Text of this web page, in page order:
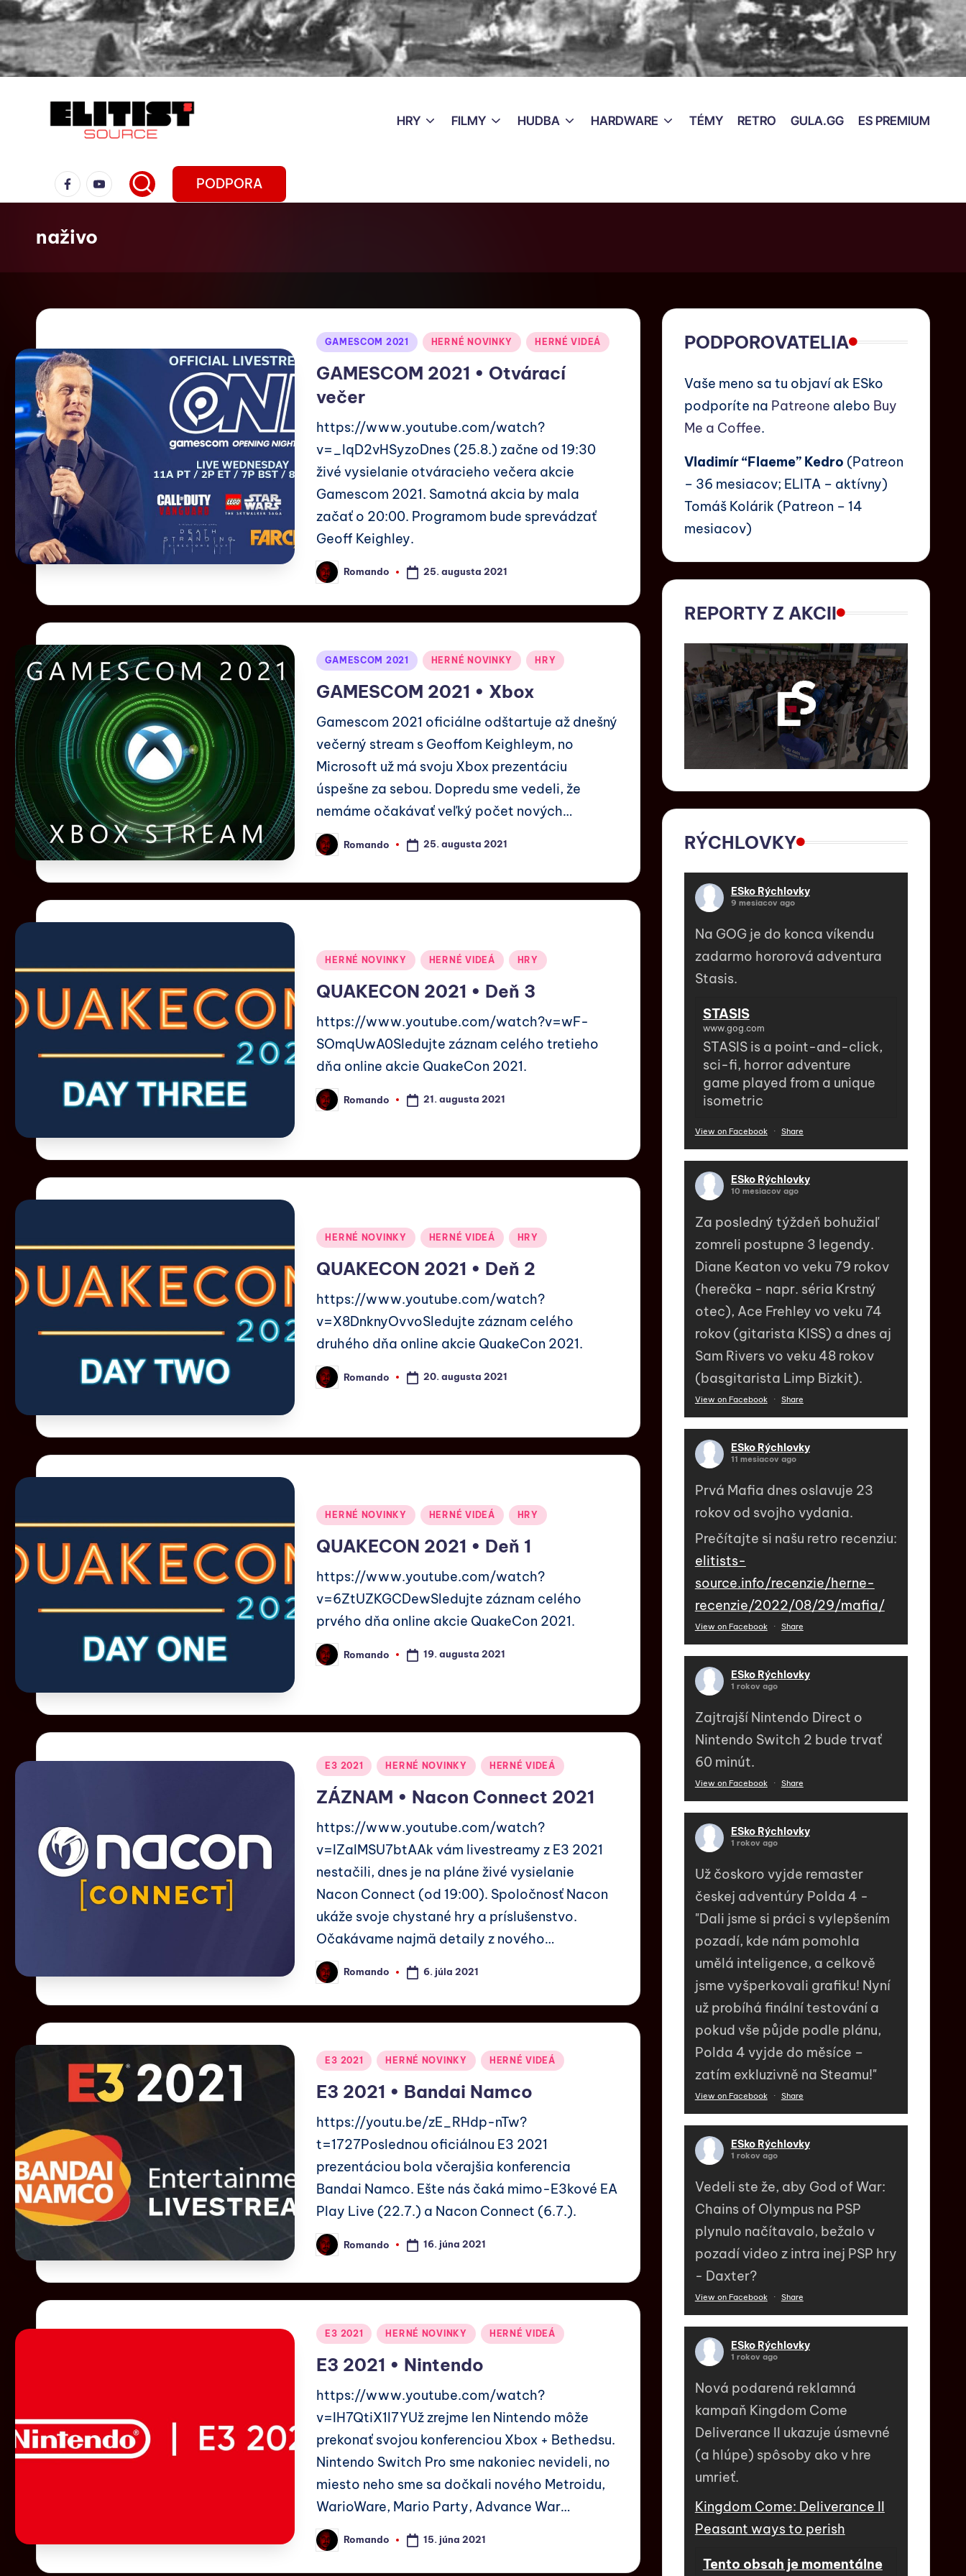
HRY FILMY HUDBA HARDWARE TÉMY RETRO GULA.GG ES PREMIUM
PODPORA
naživo
GAMESCOM 2021 HERNÉ NOVINKY HERNÉ VIDEÁ
GAMESCOM 2021 • Otvárací
večer
https://www.youtube.com/watch?
v=_lqD2vHSyzoDnes (25.8.) začne od 19:30
živé vysielanie otváracieho večera akcie
Gamescom 2021. Samotná akcia by mala
začať o 20:00. Programom bude sprevádzať
Geoff Keighley.
Romando 25. augusta 2021
GAMESCOM 2021 HERNÉ NOVINKY HRY
GAMESCOM 2021 • Xbox
Gamescom 2021 oficiálne odštartuje až dnešný
večerný stream s Geoffom Keighleym, no
Microsoft už má svoju Xbox prezentáciu
úspešne za sebou. Dopredu sme vedeli, že
nemáme očakávať veľký počet nových…
Romando 25. augusta 2021
HERNÉ NOVINKY HERNÉ VIDEÁ HRY
QUAKECON 2021 • Deň 3
https://www.youtube.com/watch?v=wF-
SOmqUwA0Sledujte záznam celého tretieho
dňa online akcie QuakeCon 2021.
Romando 21. augusta 2021
HERNÉ NOVINKY HERNÉ VIDEÁ HRY
QUAKECON 2021 • Deň 2
https://www.youtube.com/watch?
v=X8DnknyOvvoSledujte záznam celého
druhého dňa online akcie QuakeCon 2021.
Romando 20. augusta 2021
HERNÉ NOVINKY HERNÉ VIDEÁ HRY
QUAKECON 2021 • Deň 1
https://www.youtube.com/watch?
v=6ZtUZKGCDewSledujte záznam celého
prvého dňa online akcie QuakeCon 2021.
Romando 19. augusta 2021
E3 2021 HERNÉ NOVINKY HERNÉ VIDEÁ
ZÁZNAM • Nacon Connect 2021
https://www.youtube.com/watch?
v=IZalMSU7btAAk vám livestreamy z E3 2021
nestačili, dnes je na pláne živé vysielanie
Nacon Connect (od 19:00). Spoločnosť Nacon
ukáže svoje chystané hry a príslušenstvo.
Očakávame najmä detaily z nového…
Romando 6. júla 2021
E3 2021 HERNÉ NOVINKY HERNÉ VIDEÁ
E3 2021 • Bandai Namco
https://youtu.be/zE_RHdp-nTw?
t=1727Poslednou oficiálnou E3 2021
prezentáciou bola včerajšia konferencia
Bandai Namco. Ešte nás čaká mimo-E3kové EA
Play Live (22.7.) a Nacon Connect (6.7.).
Romando 16. júna 2021
E3 2021 HERNÉ NOVINKY HERNÉ VIDEÁ
E3 2021 • Nintendo
https://www.youtube.com/watch?
v=IH7QtiX1I7YUž zrejme len Nintendo môže
prekonať svojou konferenciou Xbox + Bethedsu.
Nintendo Switch Pro sme nakoniec nevideli, no
miesto neho sme sa dočkali nového Metroidu,
WarioWare, Mario Party, Advance War…
Romando 15. júna 2021
PODPOROVATELIA
Vaše meno sa tu objaví ak ESko
podporíte na Patreone alebo Buy
Me a Coffee.
Vladimír “Flaeme” Kedro (Patreon
– 36 mesiacov; ELITA – aktívny)
Tomáš Kolárik (Patreon – 14
mesiacov)
REPORTY Z AKCII
RÝCHLOVKY
ESko Rýchlovky
9 mesiacov ago
Na GOG je do konca víkendu
zadarmo hororová adventura
Stasis.
STASIS
www.gog.com
STASIS is a point-and-click,
sci-fi, horror adventure
game played from a unique
isometric
View on Facebook · Share
ESko Rýchlovky
10 mesiacov ago
Za posledný týždeň bohužiaľ
zomreli postupne 3 legendy.
Diane Keaton vo veku 79 rokov
(herečka - napr. séria Krstný
otec), Ace Frehley vo veku 74
rokov (gitarista KISS) a dnes aj
Sam Rivers vo veku 48 rokov
(basgitarista Limp Bizkit).
View on Facebook · Share
ESko Rýchlovky
11 mesiacov ago
Prvá Mafia dnes oslavuje 23
rokov od svojho vydania.
Prečítajte si našu retro recenziu:
elitists-
source.info/recenzie/herne-
recenzie/2022/08/29/mafia/
View on Facebook · Share
ESko Rýchlovky
1 rokov ago
Zajtrajší Nintendo Direct o
Nintendo Switch 2 bude trvať
60 minút.
View on Facebook · Share
ESko Rýchlovky
1 rokov ago
Už čoskoro vyjde remaster
českej adventúry Polda 4 -
"Dali jsme si práci s vylepšením
pozadí, kde nám pomohla
umělá inteligence, a celkově
jsme vyšperkovali grafiku! Nyní
už probíhá finální testování a
pokud vše půjde podle plánu,
Polda 4 vyjde do měsíce –
zatím exkluzivně na Steamu!"
View on Facebook · Share
ESko Rýchlovky
1 rokov ago
Vedeli ste že, aby God of War:
Chains of Olympus na PSP
plynulo načítavalo, bežalo v
pozadí video z intra inej PSP hry
- Daxter?
View on Facebook · Share
ESko Rýchlovky
1 rokov ago
Nová podarená reklamná
kampaň Kingdom Come
Deliverance II ukazuje úsmevné
(a hlúpe) spôsoby ako v hre
umrieť.
Kingdom Come: Deliverance II
Peasant ways to perish
Tento obsah je momentálne